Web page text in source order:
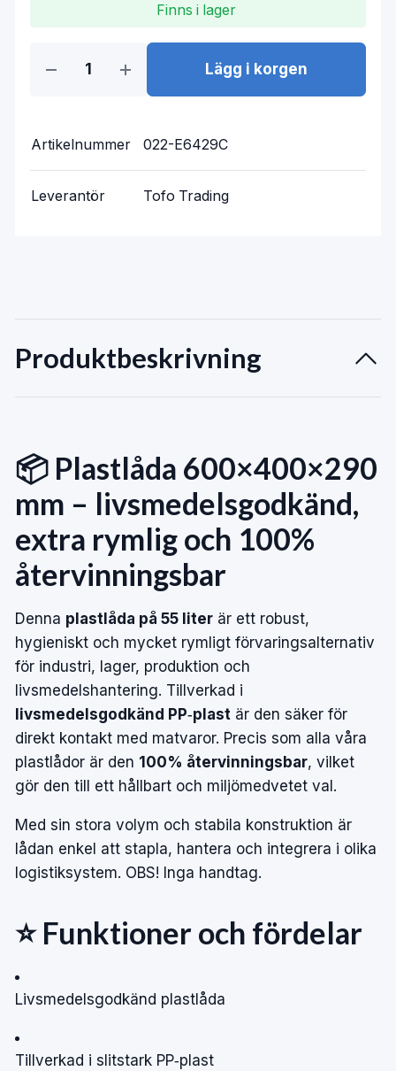
Finns i lager
Lägg i korgen
Artikelnummer 022-E6429C
Leverantör Tofo Trading
Produktbeskrivning
📦 Plastlåda 600×400×290
mm – livsmedelsgodkänd,
extra rymlig och 100%
återvinningsbar
Denna plastlåda på 55 liter är ett robust,
hygieniskt och mycket rymligt förvaringsalternativ
för industri, lager, produktion och
livsmedelshantering. Tillverkad i
livsmedelsgodkänd PP‑plast är den säker för
direkt kontakt med matvaror. Precis som alla våra
plastlådor är den 100% återvinningsbar, vilket
gör den till ett hållbart och miljömedvetet val.
Med sin stora volym och stabila konstruktion är
lådan enkel att stapla, hantera och integrera i olika
logistiksystem. OBS! Inga handtag.
⭐ Funktioner och fördelar
Livsmedelsgodkänd plastlåda
Tillverkad i slitstark PP‑plast